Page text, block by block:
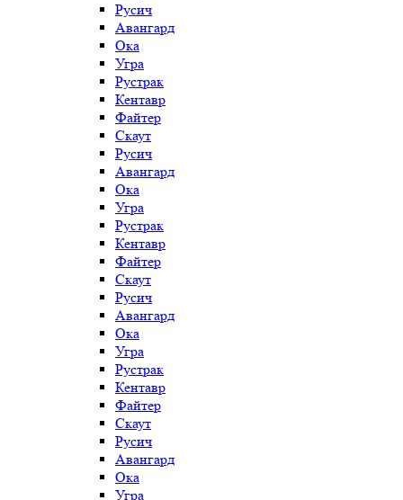
Русич
Авангард
Ока
Угра
Рустрак
Кентавр
Файтер
Скаут
Русич
Авангард
Ока
Угра
Рустрак
Кентавр
Файтер
Скаут
Русич
Авангард
Ока
Угра
Рустрак
Кентавр
Файтер
Скаут
Русич
Авангард
Ока
Угра